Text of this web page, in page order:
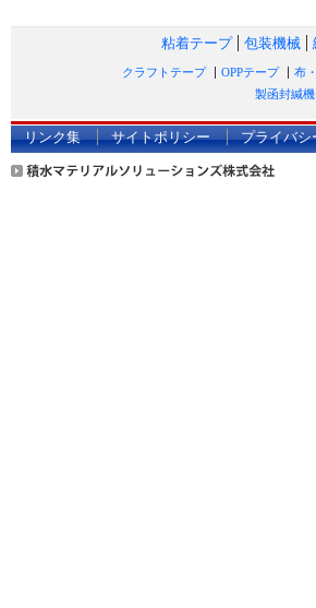
粘着テープ 包装機械
クラフトテープ OPPテープ 布
製函封緘機
リンク集 サイトポリシー プライバシ